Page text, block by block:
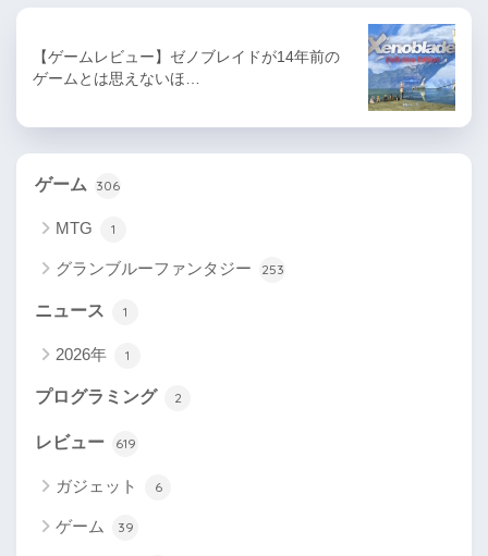
【ゲームレビュー】ゼノブレイドが14年前の
ゲームとは思えないほ…
ゲーム 306
MTG 1
グランブルーファンタジー 253
ニュース 1
2026年 1
プログラミング 2
レビュー 619
ガジェット 6
ゲーム 39